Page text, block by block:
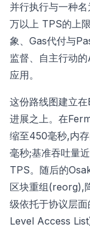
并行执行与一种
万以上 TPS的上
象、Gas代付与
监督、自主行动
应用。
这份路线图建立
进展之上。在
缩至450毫秒,内
毫秒;基准吞吐量
TPS。随后的
区块重组(reorg),
级依托于协议层
Level Access